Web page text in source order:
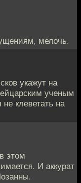
мелочь.
укажут на
ученым
клеветать на
этом
И аккурат